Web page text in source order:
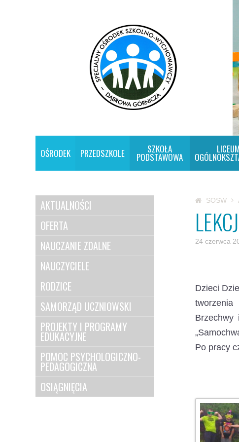
OŚRODEK PRZEDSZKOLE SZKOŁA
PODSTAWOWA
LICEUM
AKTUALNOŚCI
OFERTA
NAUCZANIE ZDALNE
NAUCZYCIELE
RODZICE
SAMORZĄD UCZNIOWSKI
PROJEKTY I PROGRAMY
EDUKACYJNE
POMOC PSYCHOLOGICZNO-
PEDAGOGICZNA
OSIĄGNIĘCIA
SOSW
24 czerwca
Dzieci
Brzechwy
Po pracy